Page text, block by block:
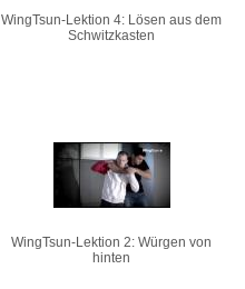
WingTsun-Lektion 4: Lösen aus dem
Schwitzkasten
WingTsun-Lektion 2: Würgen von
hinten